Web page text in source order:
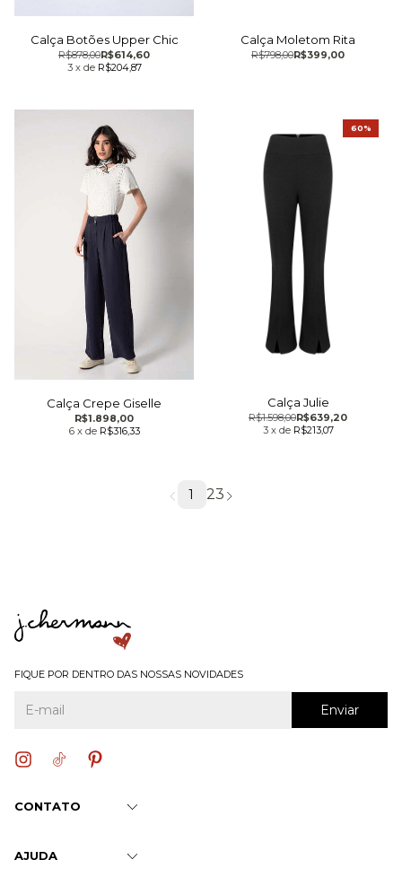
Calça Botões Upper Chic
R$614,60
R$878,00
3 x de R$204,87
Calça Moletom Rita
R$399,00
R$798,00
Calça Crepe Giselle
R$1.898,00
6 x de R$316,33
Calça Julie
R$639,20
R$1.598,00
3 x de R$213,07
60%
1 23
FIQUE POR DENTRO DAS NOSSAS NOVIDADES
CONTATO
AJUDA